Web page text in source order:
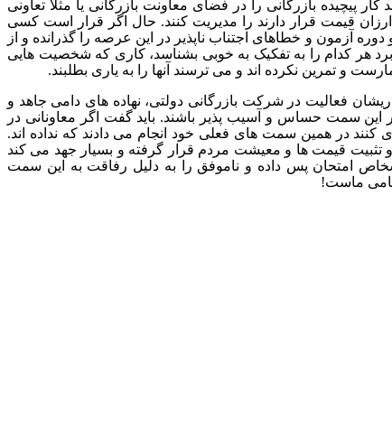
پیچیده بازرگانی را در فضای معاونت بازرگانی یا مثلا تعاونی
قیمت قرار دارند را مدیریت کنند. حال اگر قرار است کسی
آزمون و خطاهای اجتناب ناپذیر در این عرصه را گذرانده و از
هر کدام را به تفکیک به خوبی بشناسد، کاری که شخصیت هایی
و تمرین نکرده اند و می ترسند آنها را به یاری بطلبند.
فعالیت در شرکت بازرگانی دولتی، نهاده های دامی جاهد و
این سمت حساس و آسیب پذیر باشند. باید گفت اگر معاونانی در
کنند در همین سمت های فعلی خود انجام می دادند که نداده اند.
قیمت ها و معیشت مردم قرار گرفته و بسیار جهد می کند
امتحان پس داده و ناموفق را به دلیل رفاقت به این سمت
ماست!